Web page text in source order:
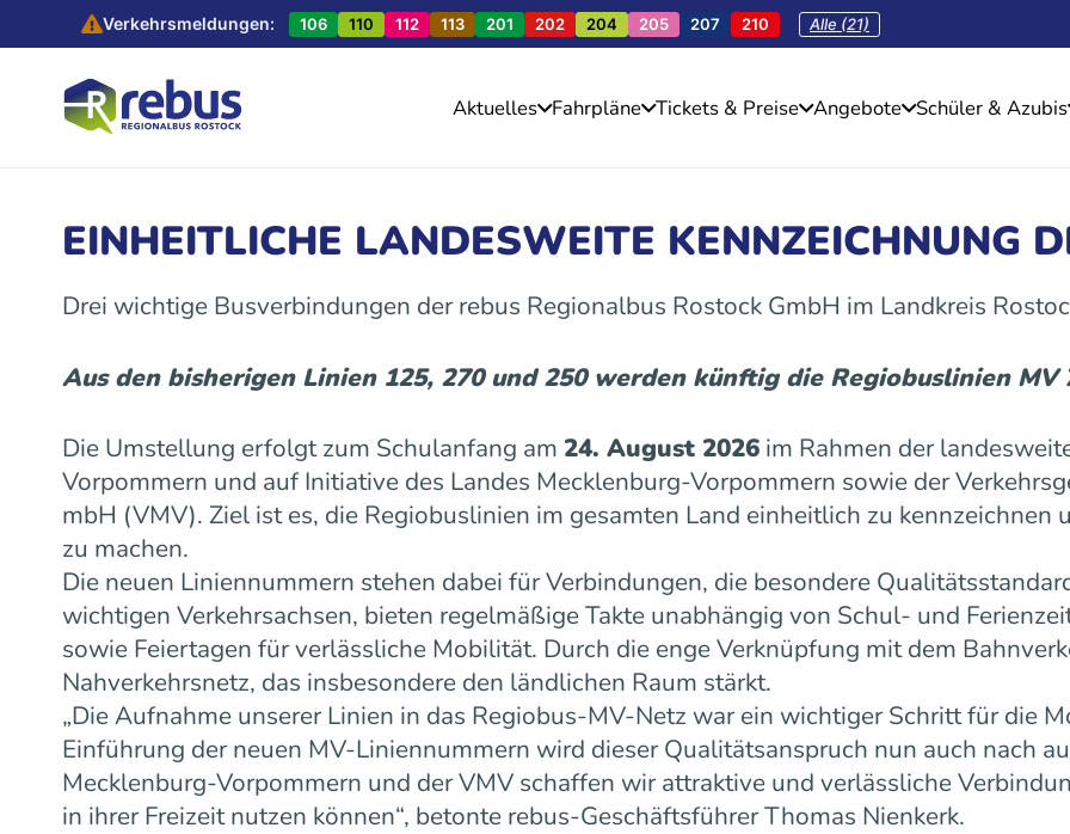
Verkehrsmeldungen: 106 110 112 113 201 202 204 205 207 210 Alle (21)
Aktuelles Fahrpläne Tickets & Preise Angebote Schüler & Azubis
EINHEITLICHE LANDESWEITE KENNZEICHNUNG
Drei wichtige Busverbindungen der rebus Regionalbus Rostock GmbH im Landkreis
Aus den bisherigen Linien 125, 270 und 250 werden künftig die Regiobuslinien MV
Die Umstellung erfolgt zum Schulanfang am 24. August 2026 im Rahmen der
Vorpommern und auf Initiative des Landes Mecklenburg-Vorpommern sowie der
mbH (VMV). Ziel ist es, die Regiobuslinien im gesamten Land einheitlich zu kennzeichnen
zu machen.
Die neuen Liniennummern stehen dabei für Verbindungen, die besondere
wichtigen Verkehrsachsen, bieten regelmäßige Takte unabhängig von Schul- und
sowie Feiertagen für verlässliche Mobilität. Durch die enge Verknüpfung mit dem
Nahverkehrsnetz, das insbesondere den ländlichen Raum stärkt.
„Die Aufnahme unserer Linien in das Regiobus-MV-Netz war ein wichtiger Schritt für die
Einführung der neuen MV-Liniennummern wird dieser Qualitätsanspruch nun auch nach
Mecklenburg-Vorpommern und der VMV schaffen wir attraktive und verlässliche
in ihrer Freizeit nutzen können“, betonte rebus-Geschäftsführer Thomas Nienkerk.